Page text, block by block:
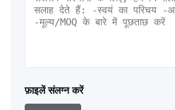
फ़ाइलें संलग्न करें